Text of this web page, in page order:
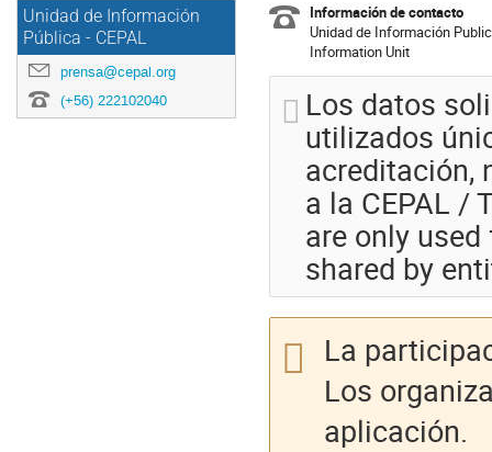
Unidad de Información
Pública - CEPAL
prensa@cepal.org
(+56) 222102040
Información de contacto
Unidad de Información
Information Unit
Los datos
utilizados
acreditación,
a la CEPAL /
are only
shared by
La
Los
aplicación.